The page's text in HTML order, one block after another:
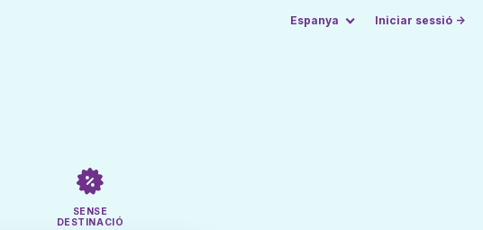
Espanya Iniciar sessió →
SENSE
DESTINACIÓ